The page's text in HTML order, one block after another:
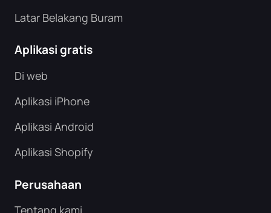
Latar Belakang Buram
Aplikasi gratis
Di web
Aplikasi iPhone
Aplikasi Android
Aplikasi Shopify
Perusahaan